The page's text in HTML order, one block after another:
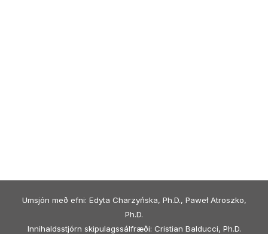
Umsjón með efni: Edyta Charzyńska, Ph.D., Paweł Atroszko,
Ph.D.
Innihaldsstjórn skipulagssálfræði: Cristian Balducci, Ph.D.